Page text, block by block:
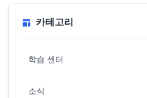
카테고리
학습 센터
소식